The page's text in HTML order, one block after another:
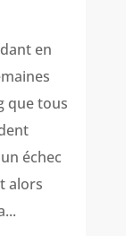
en
que tous
échec
alors